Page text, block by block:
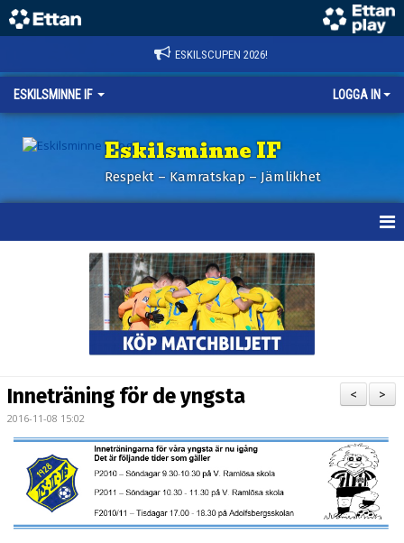
ESKILSCUPEN 2026!
ESKILSMINNE IF LOGGA IN
Eskilsminne IF
Respekt – Kamratskap – Jämlikhet
BILDER ESKILSCUPEN
PARTNERS
KALENDER
LOKALBOKNING
>
<
Inneträning för de yngsta
2016-11-08 15:02